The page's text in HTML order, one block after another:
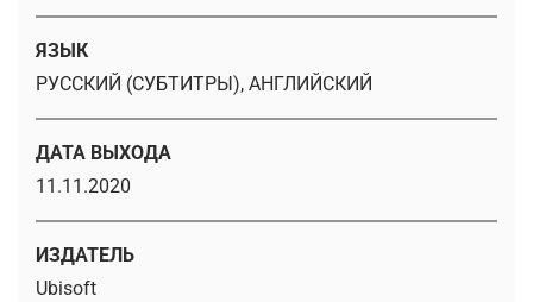
ЯЗЫК
РУССКИЙ (СУБТИТРЫ), АНГЛИЙСКИЙ
ДАТА ВЫХОДА
11.11.2020
ИЗДАТЕЛЬ
Ubisoft